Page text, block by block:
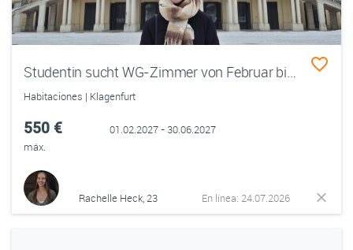
Studentin sucht WG-Zimmer von Februar bis Juni 2027 für Praktikumszeit in Klagenfurt
Habitaciones | Klagenfurt
550 €
máx.
01.02.2027 - 30.06.2027
Rachelle Heck, 23 En línea: 24.07.2026